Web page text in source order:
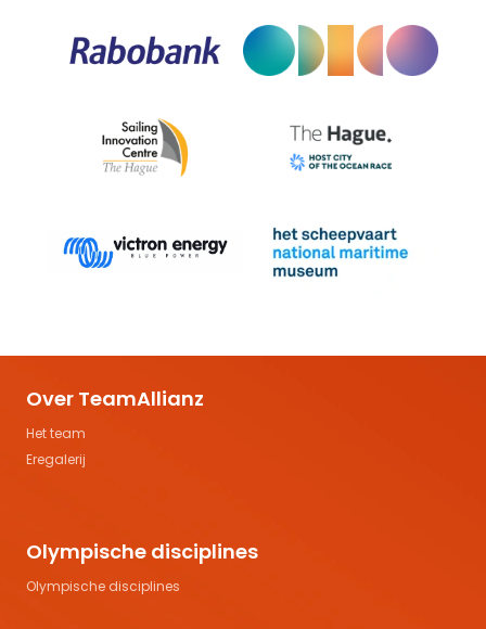
Over TeamAllianz
Het team
Eregalerij
Olympische disciplines
Olympische disciplines